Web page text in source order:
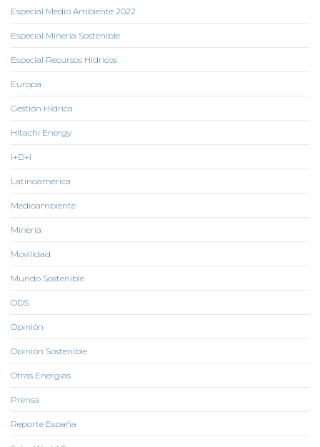
Especial Medio Ambiente 2022
Especial Minería Sostenible
Especial Recursos Hídricos
Europa
Gestión Hídrica
Hitachi Energy
I+D+i
Latinoamérica
Medioambiente
Minería
Movilidad
Mundo Sostenible
ODS
Opinión
Opinión Sostenible
Otras Energías
Prensa
Reporte España